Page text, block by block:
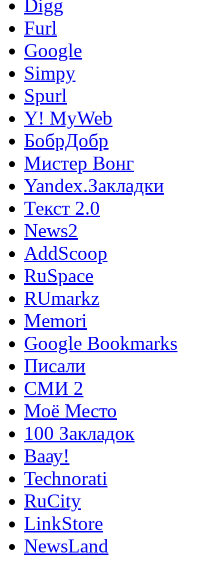
Digg
Furl
Google
Simpy
Spurl
Y! MyWeb
БобрДобр
Мистер Вонг
Yandex.Закладки
Текст 2.0
News2
AddScoop
RuSpace
RUmarkz
Memori
Google Bookmarks
Писали
СМИ 2
Моё Место
100 Закладок
Ваау!
Technorati
RuCity
LinkStore
NewsLand